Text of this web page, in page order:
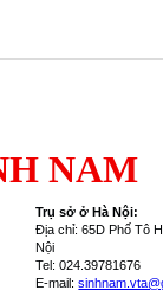
NAM
Trụ sở ở Hà Nội:
Địa chỉ: 65D Phố Tô
Nội
Tel: 024.39781676
E-mail: